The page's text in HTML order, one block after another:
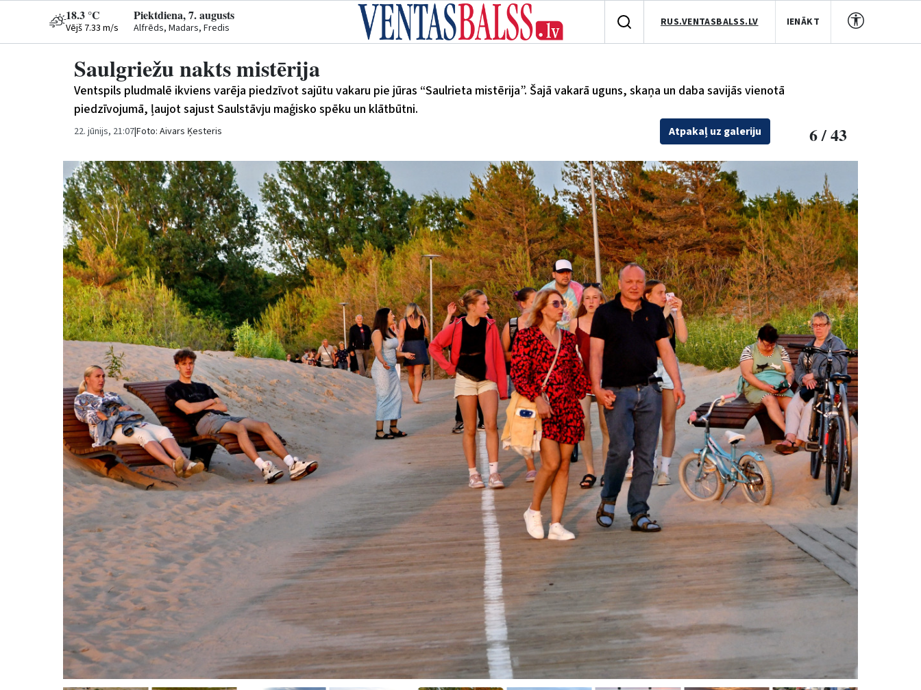
18.3 °C
Vējš 7.33 m/s
Piektdiena, 7. augusts
Alfrēds, Madars, Fredis RUS.VENTASBALSS.LV IENĀKT
Saulgriežu nakts mistērija
Ventspils pludmalē ikviens varēja piedzīvot sajūtu vakaru pie jūras “Saulrieta mistērija”. Šajā vakarā uguns, skaņa un daba savijās vienotā
piedzīvojumā, ļaujot sajust Saulstāvju maģisko spēku un klātbūtni.
22. jūnijs, 21:07|Foto: Aivars Ķesteris Atpakaļ uz galeriju 6 / 43